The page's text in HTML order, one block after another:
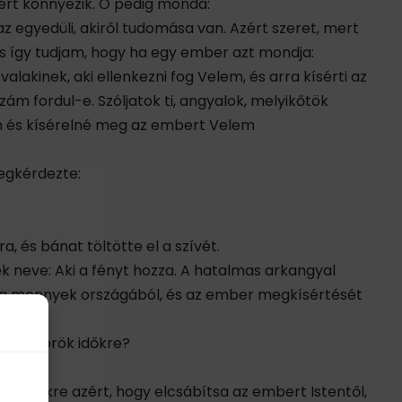
könnyezik. Ő pedig mondá:
egyedüli, akiről tudomása van. Azért szeret, mert
így tudjam, hogy ha egy ember azt mondja:
aki ellenkezni fog Velem, és arra kísérti az
fordul-e. Szóljatok ti, angyalok, melyikőtök
kísérelné meg az embert Velem
és bánat töltötte el a szívét.
neve: Aki a fényt hozza. A hatalmas arkangyal
mennyek országából, és az ember megkísértését
örök időkre?
időkre azért, hogy elcsábítsa az embert Istentől,